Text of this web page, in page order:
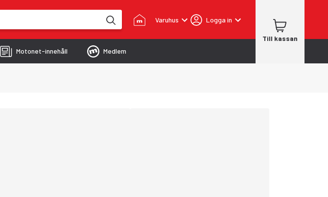
Varuhus Logga in
Till kassan
Motonet-innehåll Medlem